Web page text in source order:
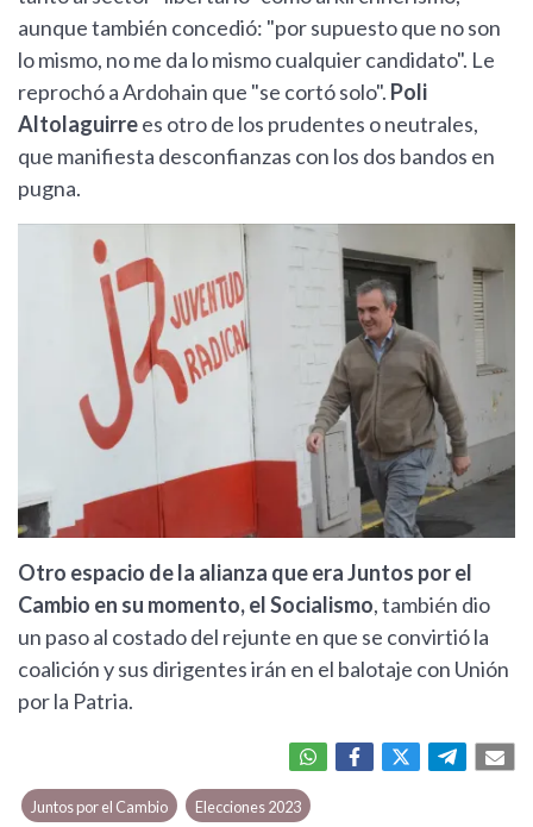
aunque también concedió: "por supuesto que no son
lo mismo, no me da lo mismo cualquier candidato". Le
reprochó a Ardohain que "se cortó solo". Poli
Altolaguirrees otro de los prudentes o neutrales,
que manifiesta desconfianzas con los dos bandos en
pugna.
Otro espacio de la alianza que era Juntos por el
Cambio en su momento, el Socialismo, también dio
un paso al costado del rejunte en que se convirtió la
coalición y sus dirigentes irán en el balotaje con Unión
por la Patria.
Juntos por el Cambio Elecciones 2023